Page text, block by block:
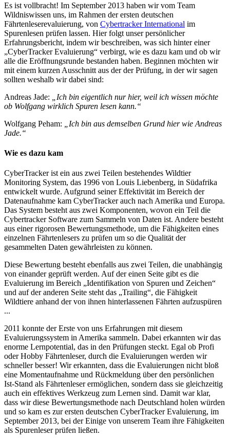
Es ist vollbracht! Im September 2013 haben wir vom Team
Wildniswissen uns, im Rahmen der ersten deutschen
Fährtenleserevaluierung, von Cybertracker International im
Spurenlesen prüfen lassen. Hier folgt unser persönlicher
Erfahrungsbericht, indem wir beschreiben, was sich hinter einer
„CyberTracker Evaluierung“ verbirgt, wie es dazu kam und ob wir
alle die Eröffnungsrunde bestanden haben. Beginnen möchten wir
mit einem kurzen Ausschnitt aus der der Prüfung, in der wir sagen
sollten weshalb wir dabei sind:
Andreas Jade:
„Ich bin eigentlich nur hier, weil ich wissen möchte
ob Wolfgang wirklich Spuren lesen kann.“
Wolfgang Peham:
„Ich bin aus demselben Grund hier wie Andreas
Jade.“
Wie es dazu kam
CyberTracker ist ein aus zwei Teilen bestehendes Wildtier
Monitoring System, das 1996 von Louis Liebenberg, in Südafrika
entwickelt wurde. Aufgrund seiner Effektivität im Bereich der
Datenaufnahme kam CyberTracker auch nach Amerika und Europa.
Das System besteht aus zwei Komponenten, wovon ein Teil die
Cybertracker Software zum Sammeln von Daten ist. Andere besteht
aus einer rigorosen Bewertungsmethode, um die Fähigkeiten eines
einzelnen Fährtenlesers zu prüfen um so die Qualität der
gesammelten Daten gewährleisten zu können.
Diese Bewertung besteht ebenfalls aus zwei Teilen, die unabhängig
von einander geprüft werden. Auf der einen Seite gibt es die
Evaluierung im Bereich „Identifikation von Spuren und Zeichen“
und auf der anderen Seite steht das „Trailing“, die Fähigkeit
Wildtiere anhand der von ihnen hinterlassenen Fährten aufzuspüren
...
2011 konnte der Erste von uns Erfahrungen mit diesem
Evaluierungssystem in Amerika sammeln. Dabei erkannten wir das
enorme Lernpotential, das in den Prüfungen steckt. Egal ob Profi
oder Hobby Fährtenleser, durch die Evaluierungen werden wir
schneller besser! Wir erkannten, dass die Evaluierungen nicht bloß
eine Momentaufnahme und Rückmeldung über den persönlichen
Ist-Stand als Fährtenleser ermöglichen, sondern dass sie gleichzeitig
auch ein effektives Werkzeug zum Lernen sind. Damit war klar,
dass wir diese Bewertungsmethode nach Deutschland holen würden
und so kam es zur ersten deutschen CyberTracker Evaluierung, im
September 2013, bei der Einige von unserem Team ihre Fähigkeiten
als Spurenleser prüfen ließen.